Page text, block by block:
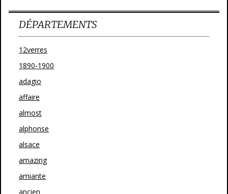
DÉPARTEMENTS
12verres
1890-1900
adagio
affaire
almost
alphonse
alsace
amazing
amiante
ancien